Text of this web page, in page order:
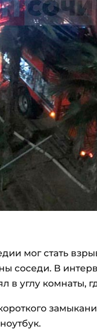
мог стать
соседи. В
в углу комнаты,